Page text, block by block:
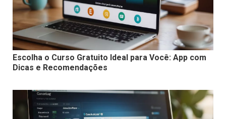
Escolha o Curso Gratuito Ideal para Você: App com
Dicas e Recomendações